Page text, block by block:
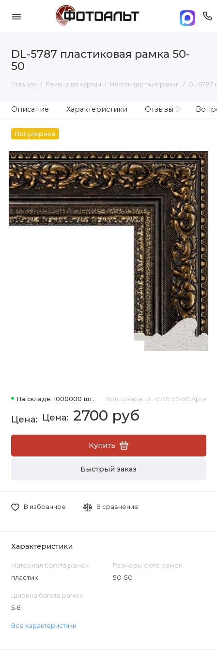
DL-5787 пластиковая рамка 50-
50
Главная Рамки для картин Нестандартные рамки DL-5787
Описание Характеристики Отзывы 0
Популярное
На складе: 1000000 шт. Код товара: DL-5787 50-50 Артэ
2700 руб
Купить
Быстрый заказ
В избранное В сравнение
Характеристики
Материал багета рамок
пластик
Размеры фото рамок
50-50
Ширина багета рамок
5.6
Все характеристики